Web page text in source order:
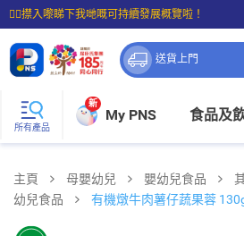
☝🏼㩒入嚟睇下我哋嘅可持續發展概覽啦！
⭐購物滿$399即享免費送貨；滿$100即可免費店
送貨上門
所有產品
新
My PNS 食品及
主頁 母嬰幼兒 嬰幼兒食品
幼兒食品
有機燉牛肉薯仔蔬果蓉